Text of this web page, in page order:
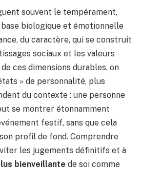
souvent le tempérament,
biologique et émotionnelle
du caractère, qui se construit
sociaux et les valeurs
ces dimensions durables, on
» de personnalité, plus
du contexte : une personne
se montrer étonnamment
festif, sans que cela
profil de fond. Comprendre
les jugements définitifs et à
bienveillante de soi comme